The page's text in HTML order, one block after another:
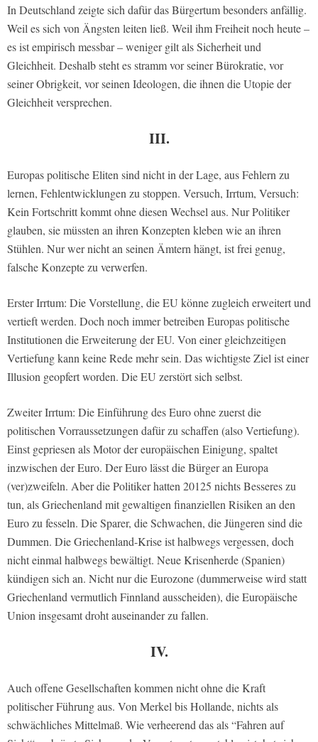
In Deutschland zeigte sich dafür das Bürgertum besonders anfällig.
Weil es sich von Ängsten leiten ließ. Weil ihm Freiheit noch heute –
es ist empirisch messbar – weniger gilt als Sicherheit und
Gleichheit. Deshalb steht es stramm vor seiner Bürokratie, vor
seiner Obrigkeit, vor seinen Ideologen, die ihnen die Utopie der
Gleichheit versprechen.
III.
Europas politische Eliten sind nicht in der Lage, aus Fehlern zu
lernen, Fehlentwicklungen zu stoppen. Versuch, Irrtum, Versuch:
Kein Fortschritt kommt ohne diesen Wechsel aus. Nur Politiker
glauben, sie müssten an ihren Konzepten kleben wie an ihren
Stühlen. Nur wer nicht an seinen Ämtern hängt, ist frei genug,
falsche Konzepte zu verwerfen.
Erster Irrtum: Die Vorstellung, die EU könne zugleich erweitert und
vertieft werden. Doch noch immer betreiben Europas politische
Institutionen die Erweiterung der EU. Von einer gleichzeitigen
Vertiefung kann keine Rede mehr sein. Das wichtigste Ziel ist einer
Illusion geopfert worden. Die EU zerstört sich selbst.
Zweiter Irrtum: Die Einführung des Euro ohne zuerst die
politischen Vorraussetzungen dafür zu schaffen (also Vertiefung).
Einst gepriesen als Motor der europäischen Einigung, spaltet
inzwischen der Euro. Der Euro lässt die Bürger an Europa
(ver)zweifeln. Aber die Politiker hatten 20125 nichts Besseres zu
tun, als Griechenland mit gewaltigen finanziellen Risiken an den
Euro zu fesseln. Die Sparer, die Schwachen, die Jüngeren sind die
Dummen. Die Griechenland-Krise ist halbwegs vergessen, doch
nicht einmal halbwegs bewältigt. Neue Krisenherde (Spanien)
kündigen sich an. Nicht nur die Eurozone (dummerweise wird statt
Griechenland vermutlich Finnland ausscheiden), die Europäische
Union insgesamt droht auseinander zu fallen.
IV.
Auch offene Gesellschaften kommen nicht ohne die Kraft
politischer Führung aus. Von Merkel bis Hollande, nichts als
schwächliches Mittelmaß. Wie verheerend das als “Fahren auf